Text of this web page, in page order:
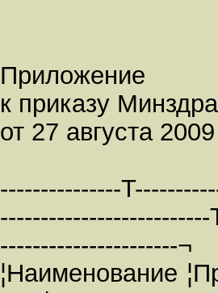
Приложение
к приказу
от 27 августа
---------------
----------------------¬
¦Наименование